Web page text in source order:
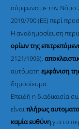
σύμφωνα με τον Νόμο
2019/790 (ΕΕ) περί
Η αναδημοσίευση
ορίων της
2121/1993),
αυτόματηεμφάνιση
δημοσίευμα.
Επειδή η διαδικασία
είναιπλήρως
καμία ευθύνηγια το